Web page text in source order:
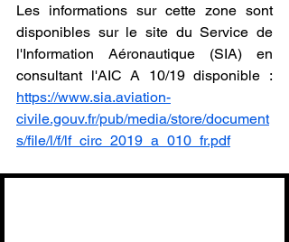
Les informations sur cette zone sont
disponibles sur le site du Service de
l'Information Aéronautique (SIA) en
https://www.sia.aviation-
civile.gouv.fr/pub/media/store/document
s/file/l/f/lf_circ_2019_a_010_fr.pdf